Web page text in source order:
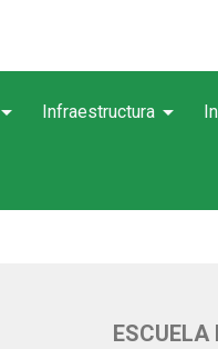
arrow_drop_down Infraestructura arrow_drop_down
ESCUELA